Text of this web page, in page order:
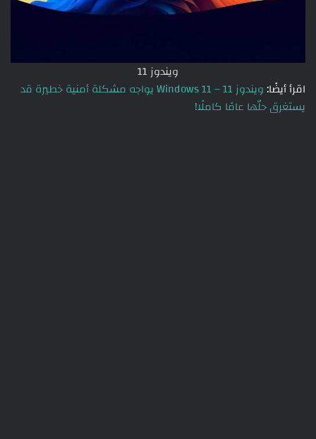
ويندوز 11
اقرأ أيضًا:
ويندوز 11 – Windows 11 يواجه مشكلة أمنية خطيرة قد
يستغرق حلّها عامًا كاملًا!